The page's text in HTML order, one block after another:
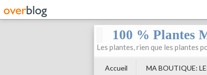
100 % Plantes
Les plantes, rien que les plantes
Accueil MA BOUTIQUE: